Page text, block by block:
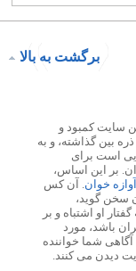
برگشت به بالا
گذاری شد. این سایت کمبود و
بین گذاشته، و به
است برای
بر این اساس،
آوازه خوان . آن کس
سخن گوید،
او اشتباه و بر
باشد، مورد
آگاهی شما خواننده